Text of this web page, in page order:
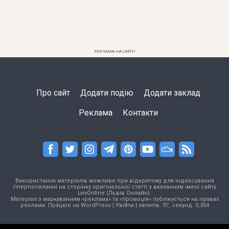
РЕКЛАМА НА САЙТІ
Про сайт Додати подію Додати заклад
Реклама Контакти
Використання матеріалів можливе при відкритому для індексування
гіперпосиланні на сторінку оригінальної статті з вказанням імені сайту
LvivOnline (Львів Онлайн).
Матеріал з маркуванням «реклама» та «промоція» публікується на правах
реклами. Працює на WordPress| Увійти | запитів: 97, секунд: 0,354